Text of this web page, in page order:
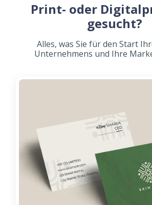
Print- oder
gesucht?
Alles, was Sie für den Start
Unternehmens und Ihre